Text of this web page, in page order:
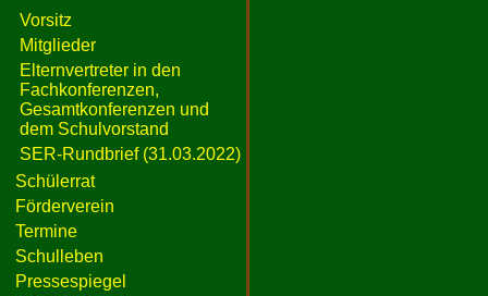
Vorsitz
Mitglieder
Elternvertreter in den
Fachkonferenzen,
Gesamtkonferenzen und
dem Schulvorstand
SER-Rundbrief (31.03.2022)
Schülerrat
Förderverein
Termine
Schulleben
Pressespiegel